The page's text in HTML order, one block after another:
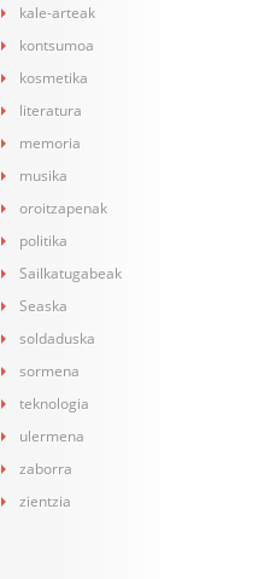
kale-arteak
kontsumoa
kosmetika
literatura
memoria
musika
oroitzapenak
politika
Sailkatugabeak
Seaska
soldaduska
sormena
teknologia
ulermena
zaborra
zientzia